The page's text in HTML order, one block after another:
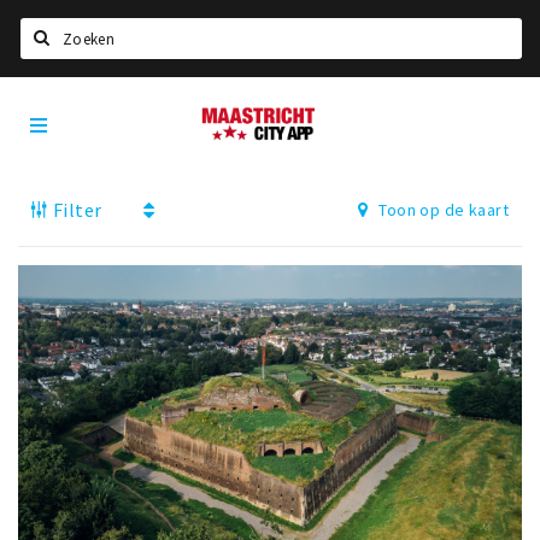
Home
Deals
Nieuws, interviews & blogs
Eten
Drinken
Slapen
Recreatief
Winkels
Maastricht
City
Filter Toon op de kaart